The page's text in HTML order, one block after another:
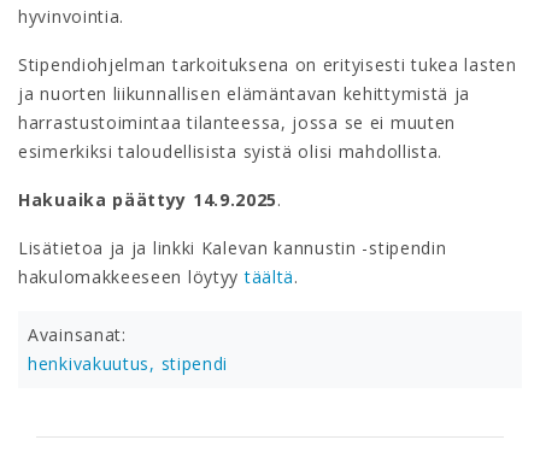
hyvinvointia.
Stipendiohjelman tarkoituksena on erityisesti tukea lasten
ja nuorten liikunnallisen elämäntavan kehittymistä ja
harrastustoimintaa tilanteessa, jossa se ei muuten
esimerkiksi taloudellisista syistä olisi mahdollista.
Hakuaika päättyy 14.9.2025.
Lisätietoa ja ja linkki Kalevan kannustin -stipendin
hakulomakkeeseen löytyytäältä.
Avainsanat:
henkivakuutus, stipendi